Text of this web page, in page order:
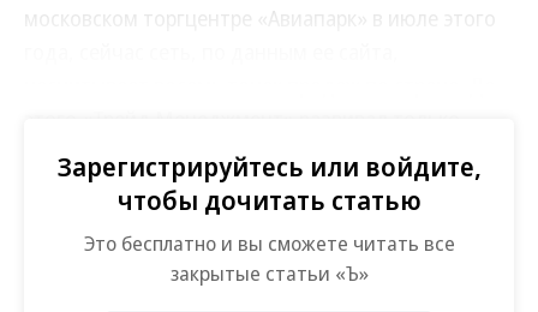
московском торгцентре «Авиапарк» в июле этого
магазины одежды: помимо Lady & Gentleman City
это монобрендовые Armani Exchange, Hugo, EA7
Emporio Armani и другие.
Вице-президент «Трейд Менеджмента» Игорь
Зарегистрируйтесь или войдите,
чтобы дочитать статью
Это бесплатно и вы сможете читать все
закрытые статьи «Ъ»